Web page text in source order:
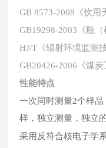
GB 8573-2008《饮用
GB19298-2003《瓶
HJ/T《辐射环境监测
GB20426-2006《煤
性能特点
一次同时测量2个样品
样，独立测量，独立
采用反符合核电子学